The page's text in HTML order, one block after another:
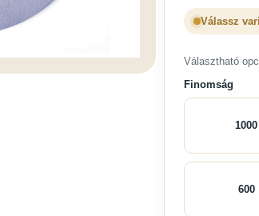
Válassz
Választható
Finomság
1000
600